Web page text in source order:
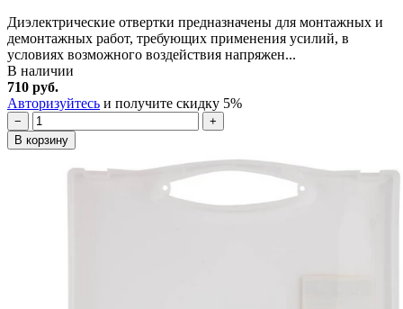
Диэлектрические отвертки предназначены для монтажных и
демонтажных работ, требующих применения усилий, в
условиях возможного воздействия напряжен...
В наличии
710 руб.
Авторизуйтесь и получите скидку 5%
−
+
В корзину